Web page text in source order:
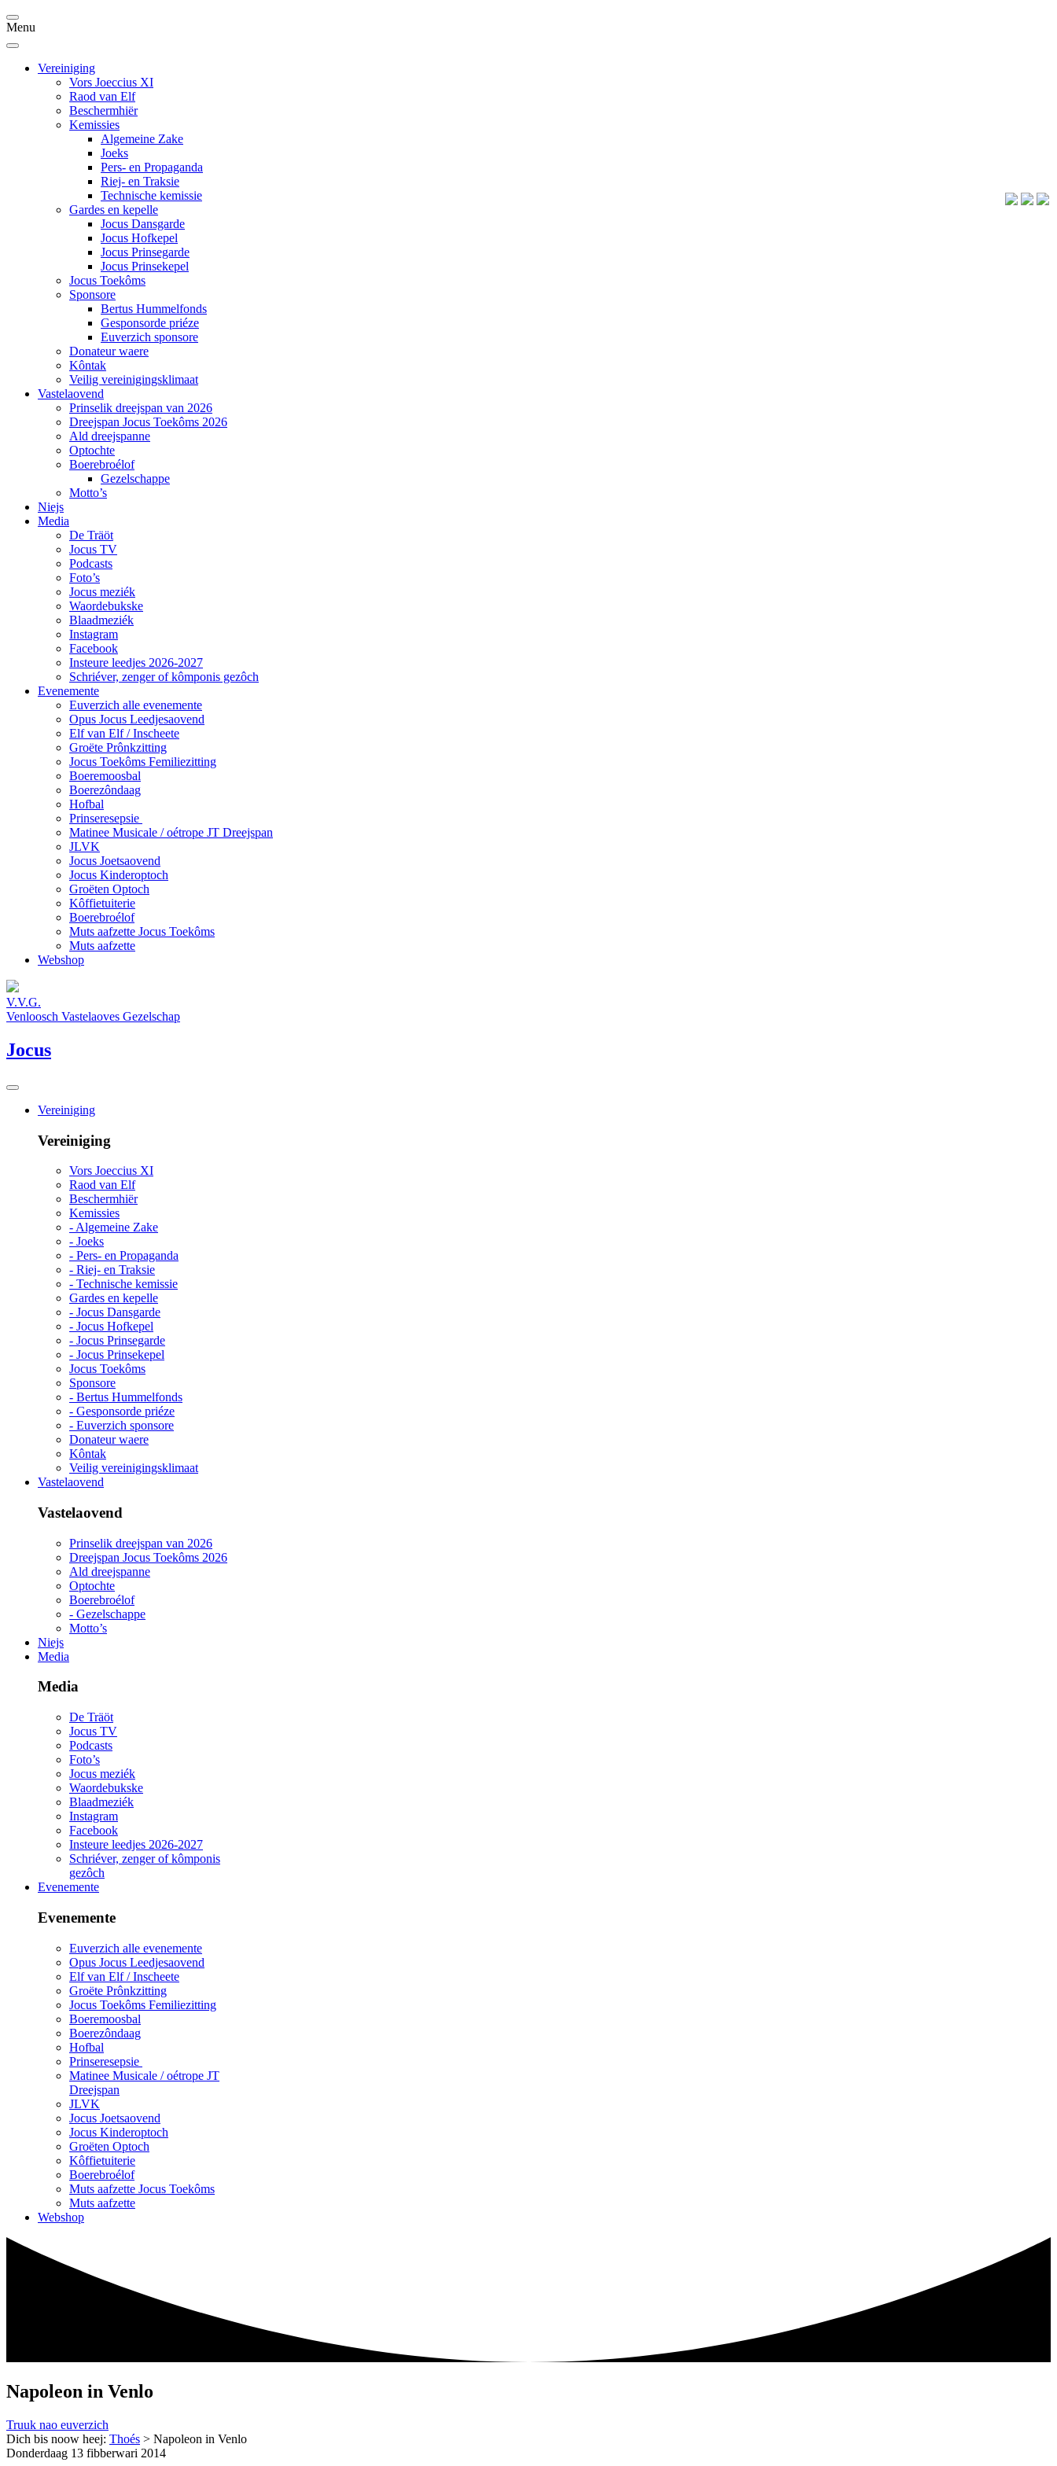
Menu
Vereiniging
Vors Joeccius XI
Raod van Elf
Beschermhiër
Kemissies
Algemeine Zake
Joeks
Pers- en Propaganda
Riej- en Traksie
Technische kemissie
Gardes en kepelle
Jocus Dansgarde
Jocus Hofkepel
Jocus Prinsegarde
Jocus Prinsekepel
Jocus Toekôms
Sponsore
Bertus Hummelfonds
Gesponsorde priéze
Euverzich sponsore
Donateur waere
Kôntak
Veilig vereinigingsklimaat
Vastelaovend
Prinselik dreejspan van 2026
Dreejspan Jocus Toekôms 2026
Ald dreejspanne
Optochte
Boerebroélof
Gezelschappe
Motto’s
Niejs
Media
De Träöt
Jocus TV
Podcasts
Foto’s
Jocus meziék
Waordebukske
Blaadmeziék
Instagram
Facebook
Insteure leedjes 2026-2027
Schriéver, zenger of kômponis gezôch
Evenemente
Euverzich alle evenemente
Opus Jocus Leedjesaovend
Elf van Elf / Inscheete
Groëte Prônkzitting
Jocus Toekôms Femiliezitting
Boeremoosbal
Boerezôndaag
Hofbal
Prinseresepsie
Matinee Musicale / oétrope JT Dreejspan
JLVK
Jocus Joetsaovend
Jocus Kinderoptoch
Groëten Optoch
Kôffietuiterie
Boerebroélof
Muts aafzette Jocus Toekôms
Muts aafzette
Webshop
V.V.G.
Venloosch Vastelaoves Gezelschap
Jocus
Vereiniging
Vereiniging
Vors Joeccius XI
Raod van Elf
Beschermhiër
Kemissies
- Algemeine Zake
- Joeks
- Pers- en Propaganda
- Riej- en Traksie
- Technische kemissie
Gardes en kepelle
- Jocus Dansgarde
- Jocus Hofkepel
- Jocus Prinsegarde
- Jocus Prinsekepel
Jocus Toekôms
Sponsore
- Bertus Hummelfonds
- Gesponsorde priéze
- Euverzich sponsore
Donateur waere
Kôntak
Veilig vereinigingsklimaat
Vastelaovend
Vastelaovend
Prinselik dreejspan van 2026
Dreejspan Jocus Toekôms 2026
Ald dreejspanne
Optochte
Boerebroélof
- Gezelschappe
Motto’s
Niejs
Media
Media
De Träöt
Jocus TV
Podcasts
Foto’s
Jocus meziék
Waordebukske
Blaadmeziék
Instagram
Facebook
Insteure leedjes 2026-2027
Schriéver, zenger of kômponis
gezôch
Evenemente
Evenemente
Euverzich alle evenemente
Opus Jocus Leedjesaovend
Elf van Elf / Inscheete
Groëte Prônkzitting
Jocus Toekôms Femiliezitting
Boeremoosbal
Boerezôndaag
Hofbal
Prinseresepsie
Matinee Musicale / oétrope JT
Dreejspan
JLVK
Jocus Joetsaovend
Jocus Kinderoptoch
Groëten Optoch
Kôffietuiterie
Boerebroélof
Muts aafzette Jocus Toekôms
Muts aafzette
Webshop
Napoleon in Venlo
Truuk nao euverzich
Dich bis noow heej: Thoés > Napoleon in Venlo
Donderdaag 13 fibberwari 2014